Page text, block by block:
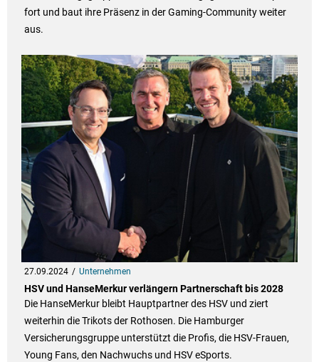
fort und baut ihre Präsenz in der Gaming-Community weiter
aus.
27.09.2024 Unternehmen
HSV und HanseMerkur verlängern Partnerschaft bis 2028
Die HanseMerkur bleibt Hauptpartner des HSV und ziert
weiterhin die Trikots der Rothosen. Die Hamburger
Versicherungsgruppe unterstützt die Profis, die HSV-Frauen,
Young Fans, den Nachwuchs und HSV eSports.